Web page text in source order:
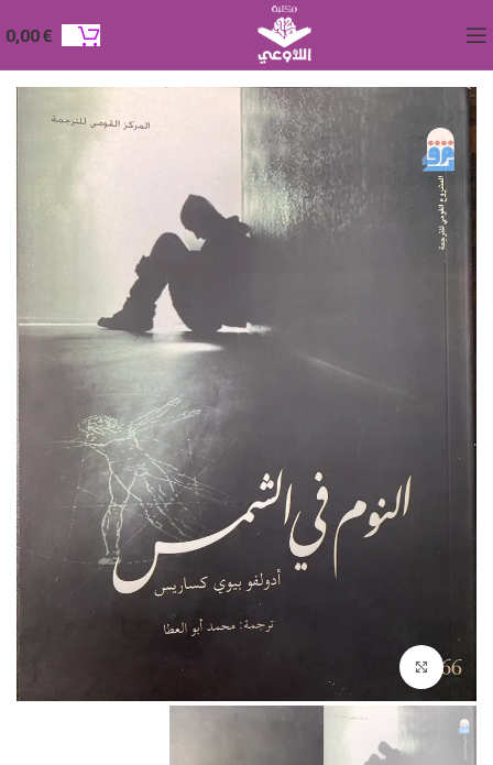
0,00€